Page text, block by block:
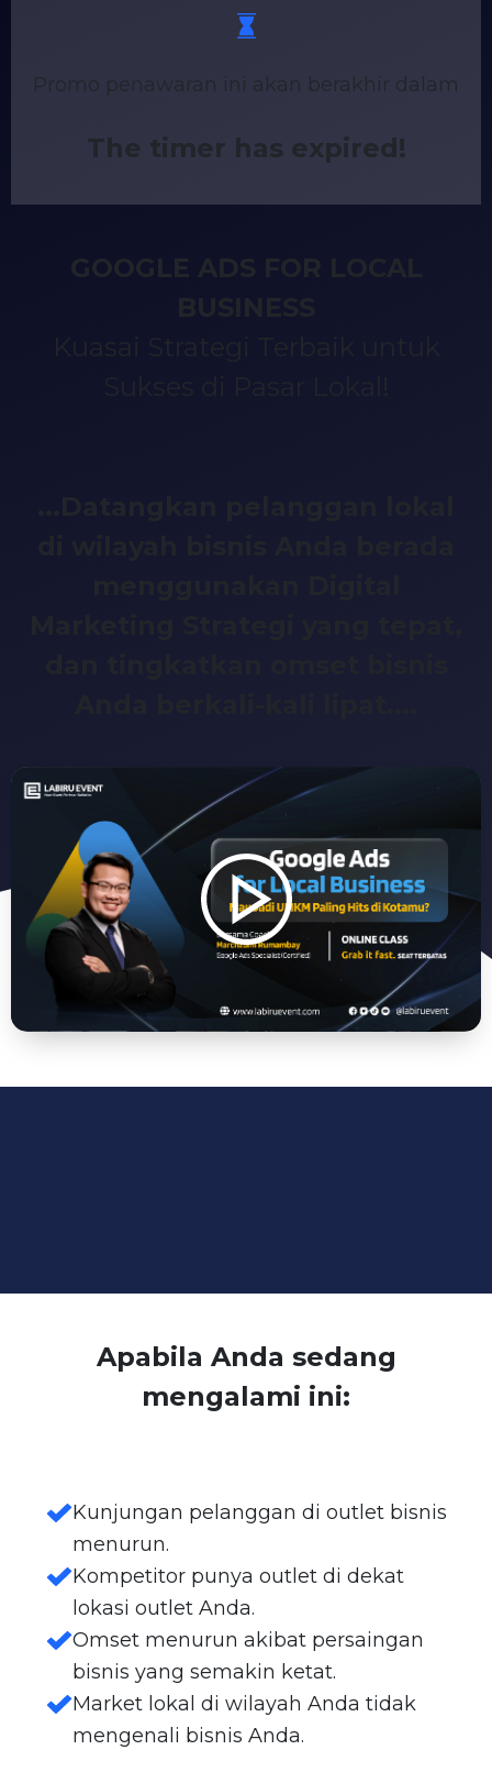
Promo penawaran ini akan berakhir dalam
The timer has expired!
Apabila Anda sedang
mengalami ini:
Kunjungan pelanggan di outlet bisnis
menurun.
Kompetitor punya outlet di dekat
lokasi outlet Anda.
Omset menurun akibat persaingan
bisnis yang semakin ketat.
Market lokal di wilayah Anda tidak
mengenali bisnis Anda.